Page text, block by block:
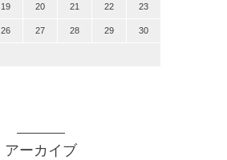
19 20 21 22 23
26 27 28 29 30
アーカイブ